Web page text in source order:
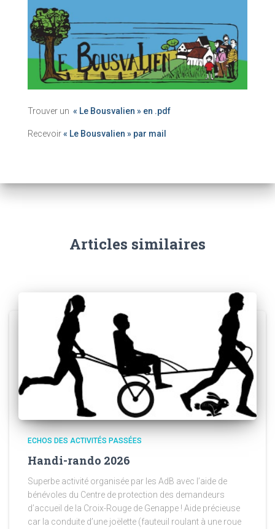
Trouver un « Le Bousvalien » en .pdf
Recevoir« Le Bousvalien » par mail
Articles similaires
ECHOS DES ACTIVITÉS PASSÉES
Handi-rando 2026
Superbe activité organisée par les AdB avec l’aide de
bénévoles du Centre de protection des demandeurs
d’accueil de la Croix-Rouge de Genappe ! Aide précieuse
car la conduite d’une joëlette (fauteuil roulant à une roue